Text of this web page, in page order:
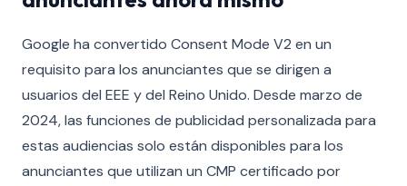
Google ha convertido Consent Mode V2 en un
requisito para los anunciantes que se dirigen a
usuarios del EEE y del Reino Unido. Desde marzo de
2024, las funciones de publicidad personalizada para
estas audiencias solo están disponibles para los
anunciantes que utilizan un CMP certificado por